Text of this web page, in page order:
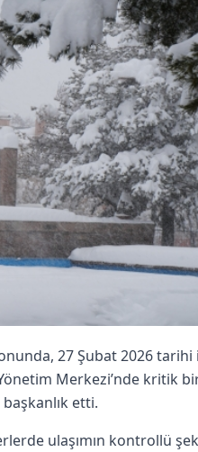
27 Şubat 2026 tarihi
Merkezi’nde kritik
etti.
ulaşımın kontrollü